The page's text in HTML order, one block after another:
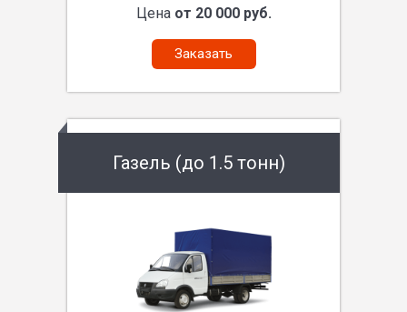
Цена от 20 000 руб.
Заказать
Газель (до 1.5 тонн)